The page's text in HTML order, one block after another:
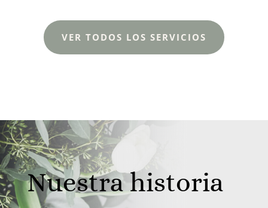
VER TODOS LOS SERVICIOS
Nuestra historia